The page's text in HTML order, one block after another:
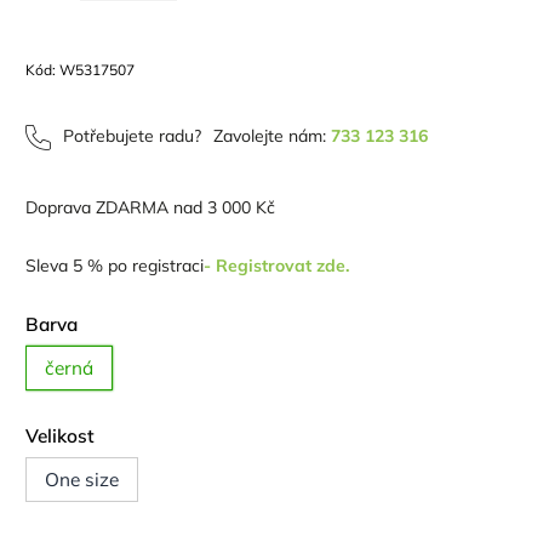
Kód: W5317507
Potřebujete radu? Zavolejte nám: 733 123 316
Doprava ZDARMA nad 3 000 Kč
Sleva 5 % po registraci- Registrovat zde.
Barva
černá
Velikost
One size